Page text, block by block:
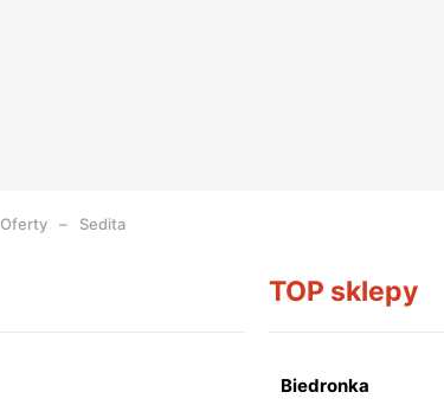
Oferty Sedita
TOP sklepy
Biedronka